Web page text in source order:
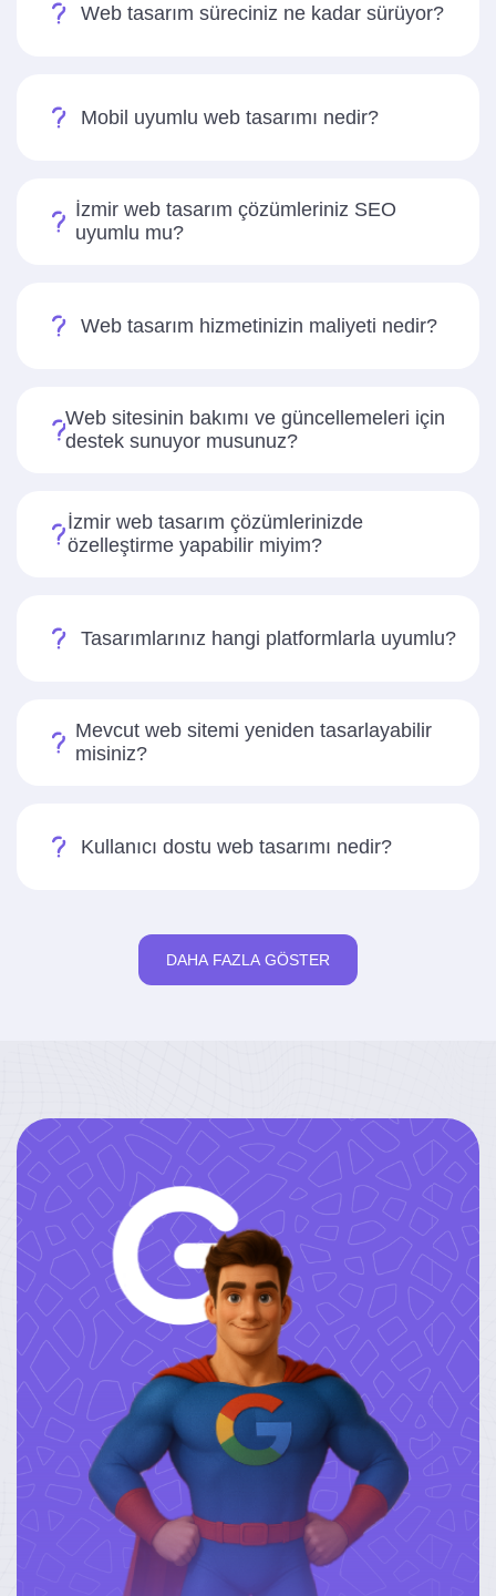
Web tasarım süreciniz ne kadar sürüyor?
Mobil uyumlu web tasarımı nedir?
İzmir web tasarım çözümleriniz SEO
uyumlu mu?
Web tasarım hizmetinizin maliyeti nedir?
Web sitesinin bakımı ve güncellemeleri için
destek sunuyor musunuz?
İzmir web tasarım çözümlerinizde
özelleştirme yapabilir miyim?
Tasarımlarınız hangi platformlarla uyumlu?
Mevcut web sitemi yeniden tasarlayabilir
misiniz?
Kullanıcı dostu web tasarımı nedir?
DAHA FAZLA GÖSTER